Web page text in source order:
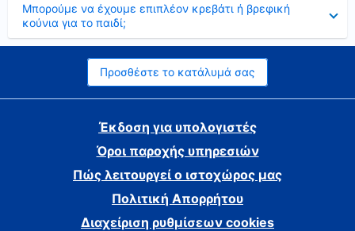
Μπορούμε να έχουμε επιπλέον κρεβάτι ή βρεφική
κούνια για το παιδί;
Προσθέστε το κατάλυμά σας
Έκδοση για υπολογιστές
Όροι παροχής υπηρεσιών
Πώς λειτουργεί ο ιστοχώρος μας
Πολιτική Απορρήτου
Διαχείριση ρυθμίσεων cookies